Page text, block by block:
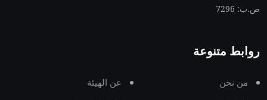
ص.ب: 7296
روابط متنوعة
من نحن عن الهيئة